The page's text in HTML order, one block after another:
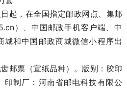
，在全国指定邮政网点、集邮
）、中国邮政手机客户端、中
城和中国邮政商城微信小程序出
票（宣纸品种）。版别：胶印
印制厂：河南省邮电科技有限公